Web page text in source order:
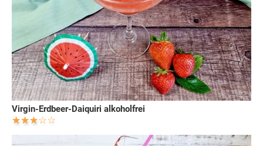
Virgin-Erdbeer-Daiquiri alkoholfrei